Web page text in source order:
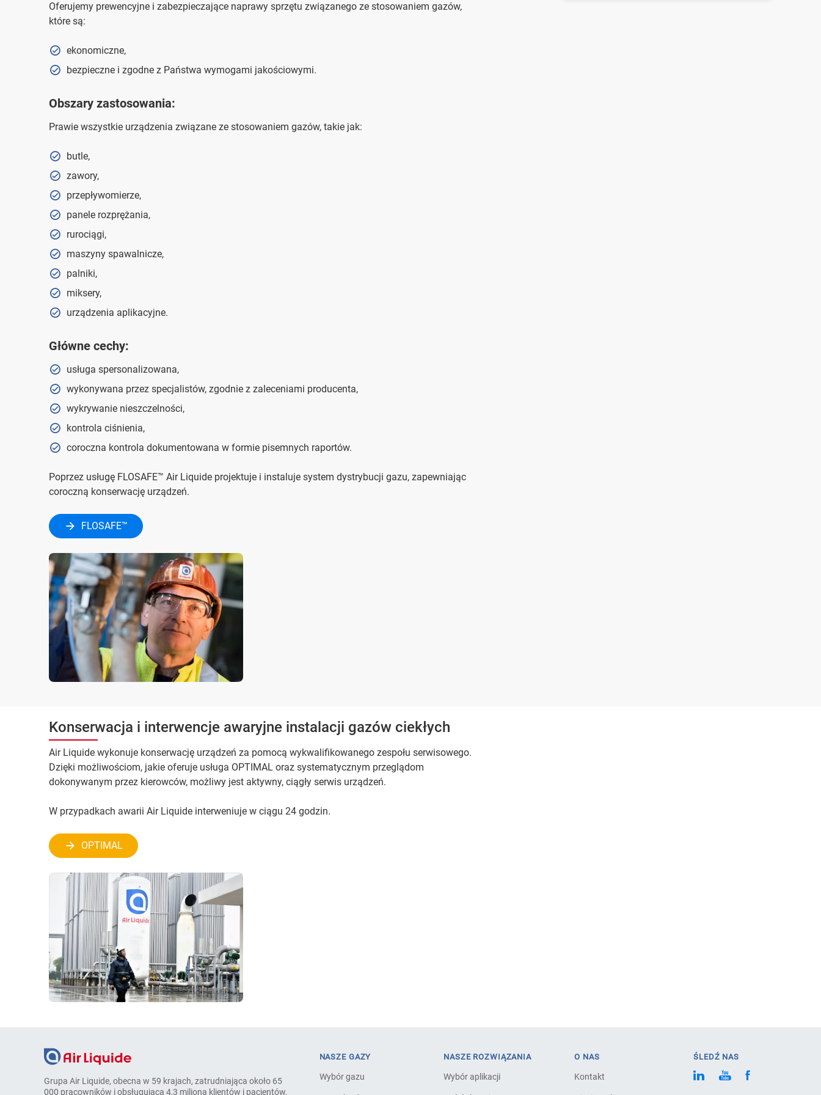
Oferujemy prewencyjne i zabezpieczające naprawy sprzętu związanego ze stosowaniem gazów,
które są:
ekonomiczne,
bezpieczne i zgodne z Państwa wymogami jakościowymi.
Obszary zastosowania:
Prawie wszystkie urządzenia związane ze stosowaniem gazów, takie jak:
butle,
zawory,
przepływomierze,
panele rozprężania,
rurociągi,
maszyny spawalnicze,
palniki,
miksery,
urządzenia aplikacyjne.
Główne cechy:
usługa spersonalizowana,
wykonywana przez specjalistów, zgodnie z zaleceniami producenta,
wykrywanie nieszczelności,
kontrola ciśnienia,
coroczna kontrola dokumentowana w formie pisemnych raportów.
Poprzez usługę FLOSAFE™ Air Liquide projektuje i instaluje system dystrybucji gazu, zapewniając
coroczną konserwację urządzeń.
FLOSAFE™
Konserwacja i interwencje awaryjne instalacji gazów ciekłych
Air Liquide wykonuje konserwację urządzeń za pomocą wykwalifikowanego zespołu serwisowego.
Dzięki możliwościom, jakie oferuje usługa OPTIMAL oraz systematycznym przeglądom
dokonywanym przez kierowców, możliwy jest aktywny, ciągły serwis urządzeń.
W przypadkach awarii Air Liquide interweniuje w ciągu 24 godzin.
OPTIMAL
Grupa Air Liquide, obecna w 59 krajach, zatrudniająca około 65
000 pracowników i obsługująca 4,3 miliona klientów i pacjentów,
NASZE GAZY
Wybór gazu
NASZE ROZWIĄZANIA
Wybór aplikacji
O NAS
Kontakt
ŚLEDŹ NAS